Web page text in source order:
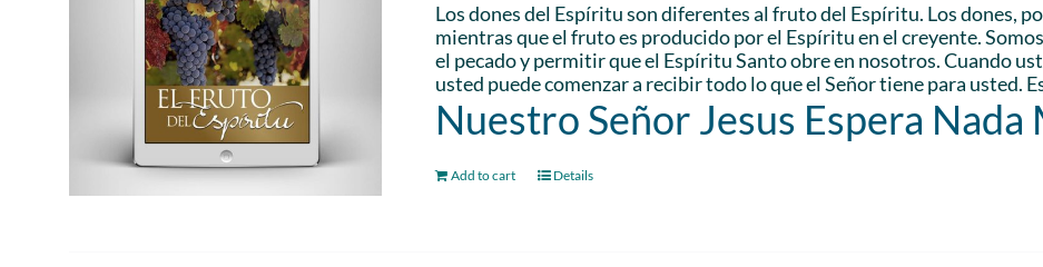
Los dones del Espíritu son diferentes al fruto del Espíritu. Los dones,
mientras que el fruto es producido por el Espíritu en el creyente.
el pecado y permitir que el Espíritu Santo obre en nosotros. Cuando
usted puede comenzar a recibir todo lo que el Señor tiene para usted.
Nuestro Señor Jesus Espera Nada
Add to cart Details